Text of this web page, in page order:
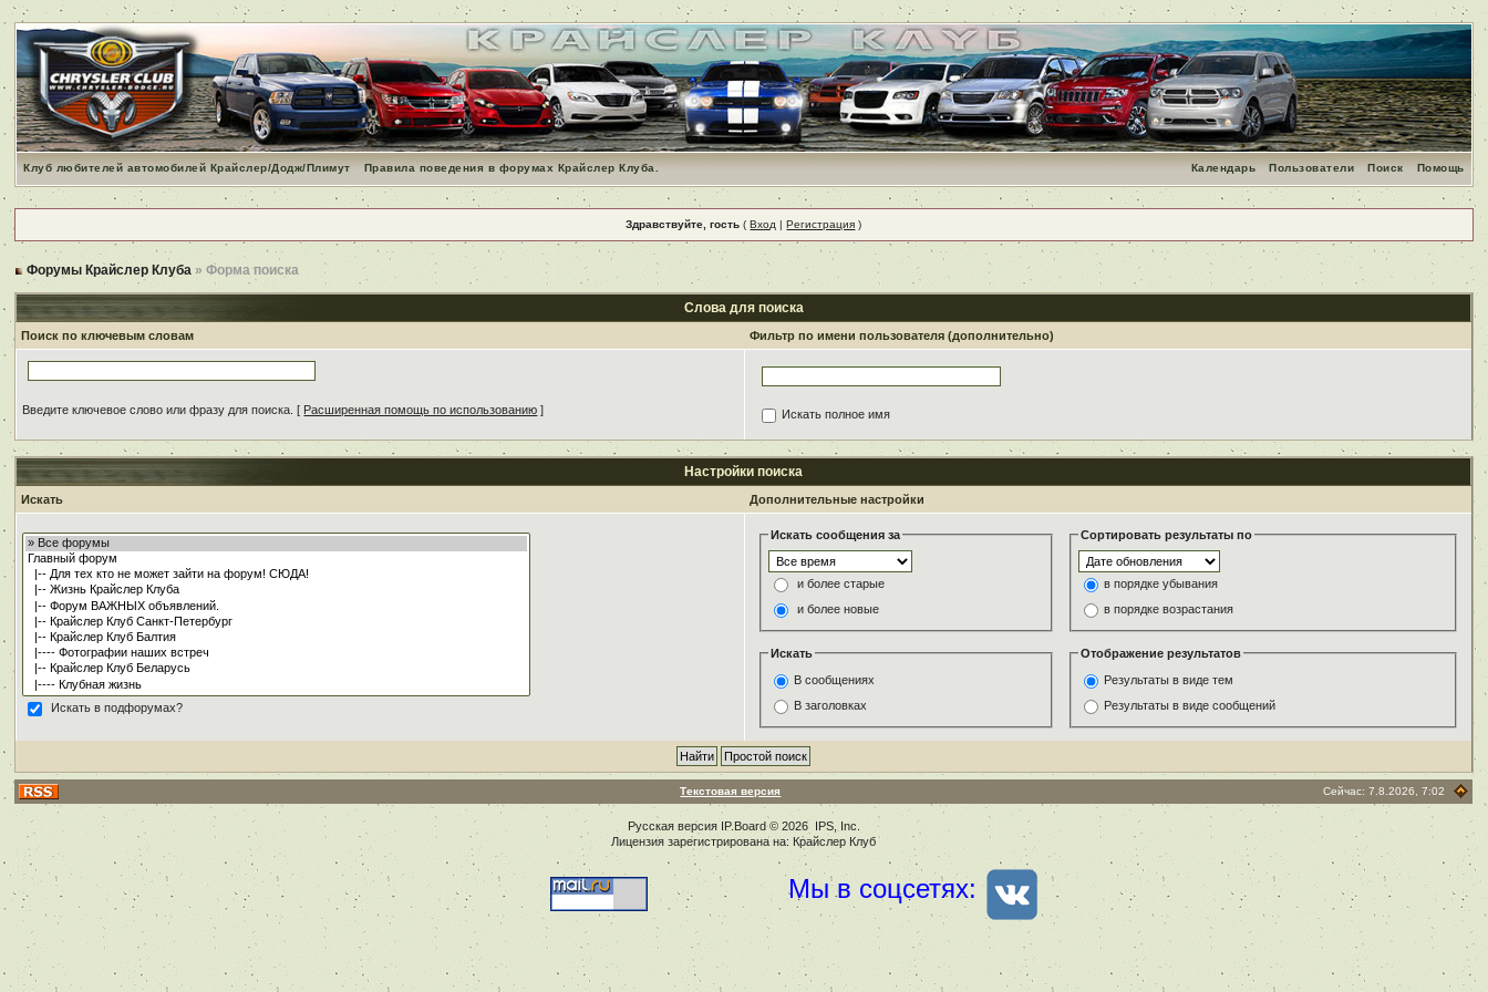
Клуб любителей автомобилей Крайслер/Додж/Плимут Правила поведения в форумах Крайслер Клуба. Помощь
Поиск
Пользователи
Календарь
Здравствуйте, гость (Вход |Регистрация )
Форумы Крайслер Клуба » Форма поиска
Слова для поиска
Поиск по ключевым словам Фильтр по имени пользователя (дополнительно)
Введите ключевое слово или фразу для поиска. [ Расширенная помощь по использованию ] Искать полное имя
Настройки поиска
Искать Дополнительные настройки
Искать в подфорумах?
Искать сообщения за
и более старые
и более новые
Сортировать результаты по
в порядке убывания
в порядке возрастания
Искать
В сообщениях
В заголовках
Отображение результатов
Результаты в виде тем
Результаты в виде сообщений
Текстовая версия Сейчас: 7.8.2026, 7:02
Русская версия IP.Board© 2026 IPS, Inc
Лицензия зарегистрирована на: Крайслер Клуб
Мы в соцсетях: